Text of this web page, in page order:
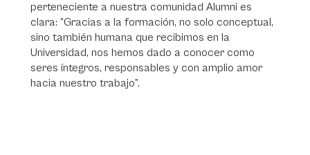
perteneciente a nuestra comunidad Alumni es
clara: “Gracias a la formación, no solo conceptual,
sino también humana que recibimos en la
Universidad, nos hemos dado a conocer como
seres íntegros, responsables y con amplio amor
hacia nuestro trabajo”.